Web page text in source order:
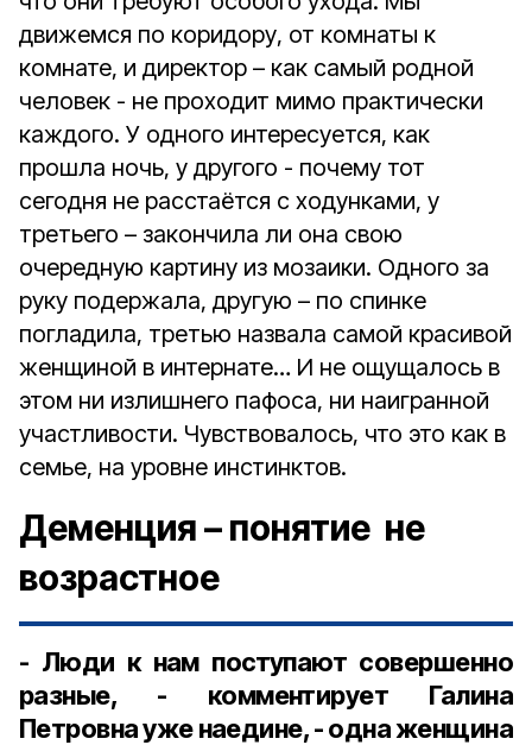
движемся по коридору, от комнаты к
комнате, и директор – как самый родной
человек - не проходит мимо практически
каждого. У одного интересуется, как
прошла ночь, у другого - почему тот
сегодня не расстаётся с ходунками, у
третьего – закончила ли она свою
очередную картину из мозаики. Одного за
руку подержала, другую – по спинке
погладила, третью назвала самой красивой
женщиной в интернате… И не ощущалось в
этом ни излишнего пафоса, ни наигранной
участливости. Чувствовалось, что это как в
семье, на уровне инстинктов.
Деменция – понятие не
возрастное
- Люди к нам поступают совершенно
разные, - комментирует Галина
Петровна уже наедине, - одна женщина